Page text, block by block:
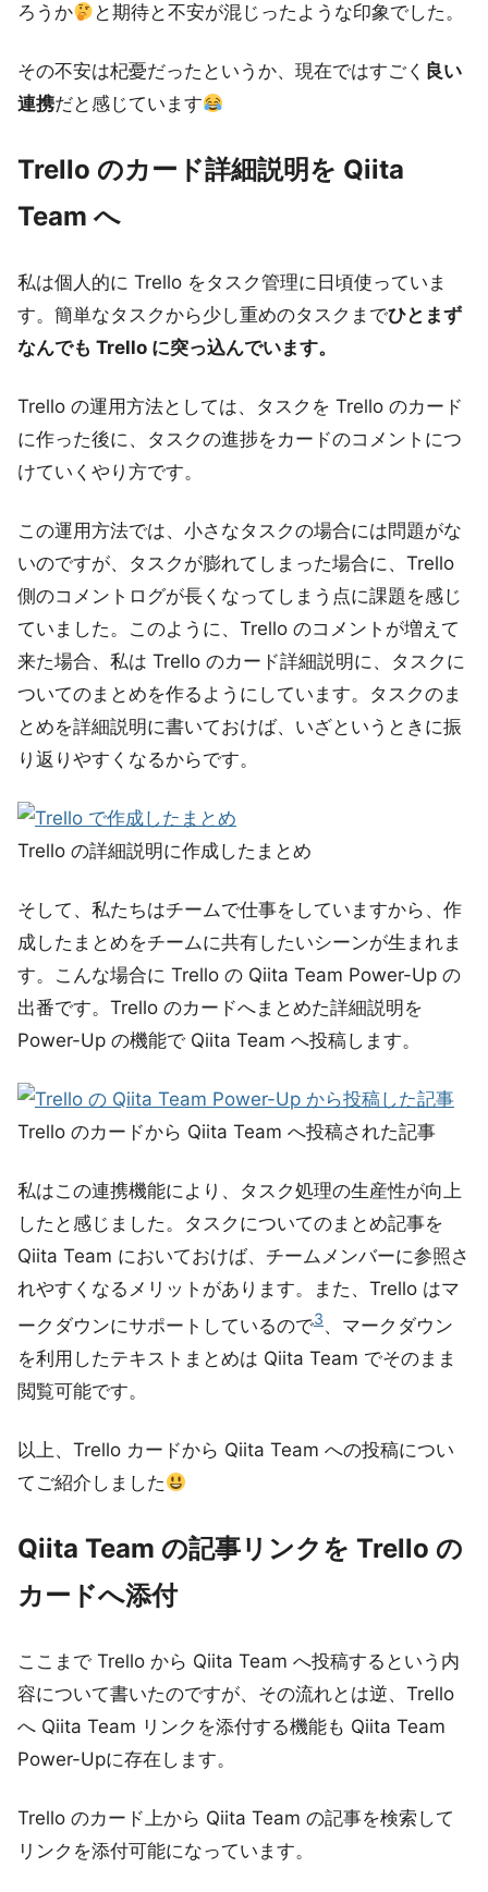
ろうか
と期待と不安が混じったような印象でした。
その不安は杞憂だったというか、現在ではすごく 良い
連携だと感じています
Trello のカード詳細説明を Qiita
Team へ
私は個人的に Trello をタスク管理に日頃使っていま
す。簡単なタスクから少し重めのタスクまでひとまず
なんでも Trello に突っ込んでいます。
Trello の運用方法としては、タスクを Trello のカード
に作った後に、タスクの進捗をカードのコメントにつ
けていくやり方です。
この運用方法では、小さなタスクの場合には問題がな
いのですが、タスクが膨れてしまった場合に、Trello
側のコメントログが長くなってしまう点に課題を感じ
ていました。このように、Trello のコメントが増えて
来た場合、私は Trello のカード詳細説明に、タスクに
ついてのまとめを作るようにしています。タスクのま
とめを詳細説明に書いておけば、いざというときに振
り返りやすくなるからです。
Trello の詳細説明に作成したまとめ
そして、私たちはチームで仕事をしていますから、作
成したまとめをチームに共有したいシーンが生まれま
す。こんな場合に Trello の Qiita Team Power-Up の
出番です。Trello のカードへまとめた詳細説明を
Power-Up の機能で Qiita Team へ投稿します。
Trello のカードから Qiita Team へ投稿された記事
私はこの連携機能により、タスク処理の生産性が向上
したと感じました。タスクについてのまとめ記事を
Qiita Team においておけば、チームメンバーに参照さ
れやすくなるメリットがあります。また、Trello はマ
ークダウンにサポートしているので3、マークダウン
を利用したテキストまとめは Qiita Team でそのまま
閲覧可能です。
以上、Trello カードから Qiita Team への投稿につい
てご紹介しました
Qiita Team の記事リンクを Trello の
カードへ添付
ここまで Trello から Qiita Team へ投稿するという内
容について書いたのですが、その流れとは逆、Trello
へ Qiita Team リンクを添付する機能も Qiita Team
Power-Upに存在します。
Trello のカード上から Qiita Team の記事を検索して
リンクを添付可能になっています。